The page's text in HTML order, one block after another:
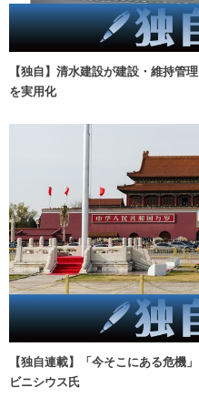
【独自】清水建設が建設・維持管
を実用化
【独自連載】「今そこにある危機
ビニシウス氏